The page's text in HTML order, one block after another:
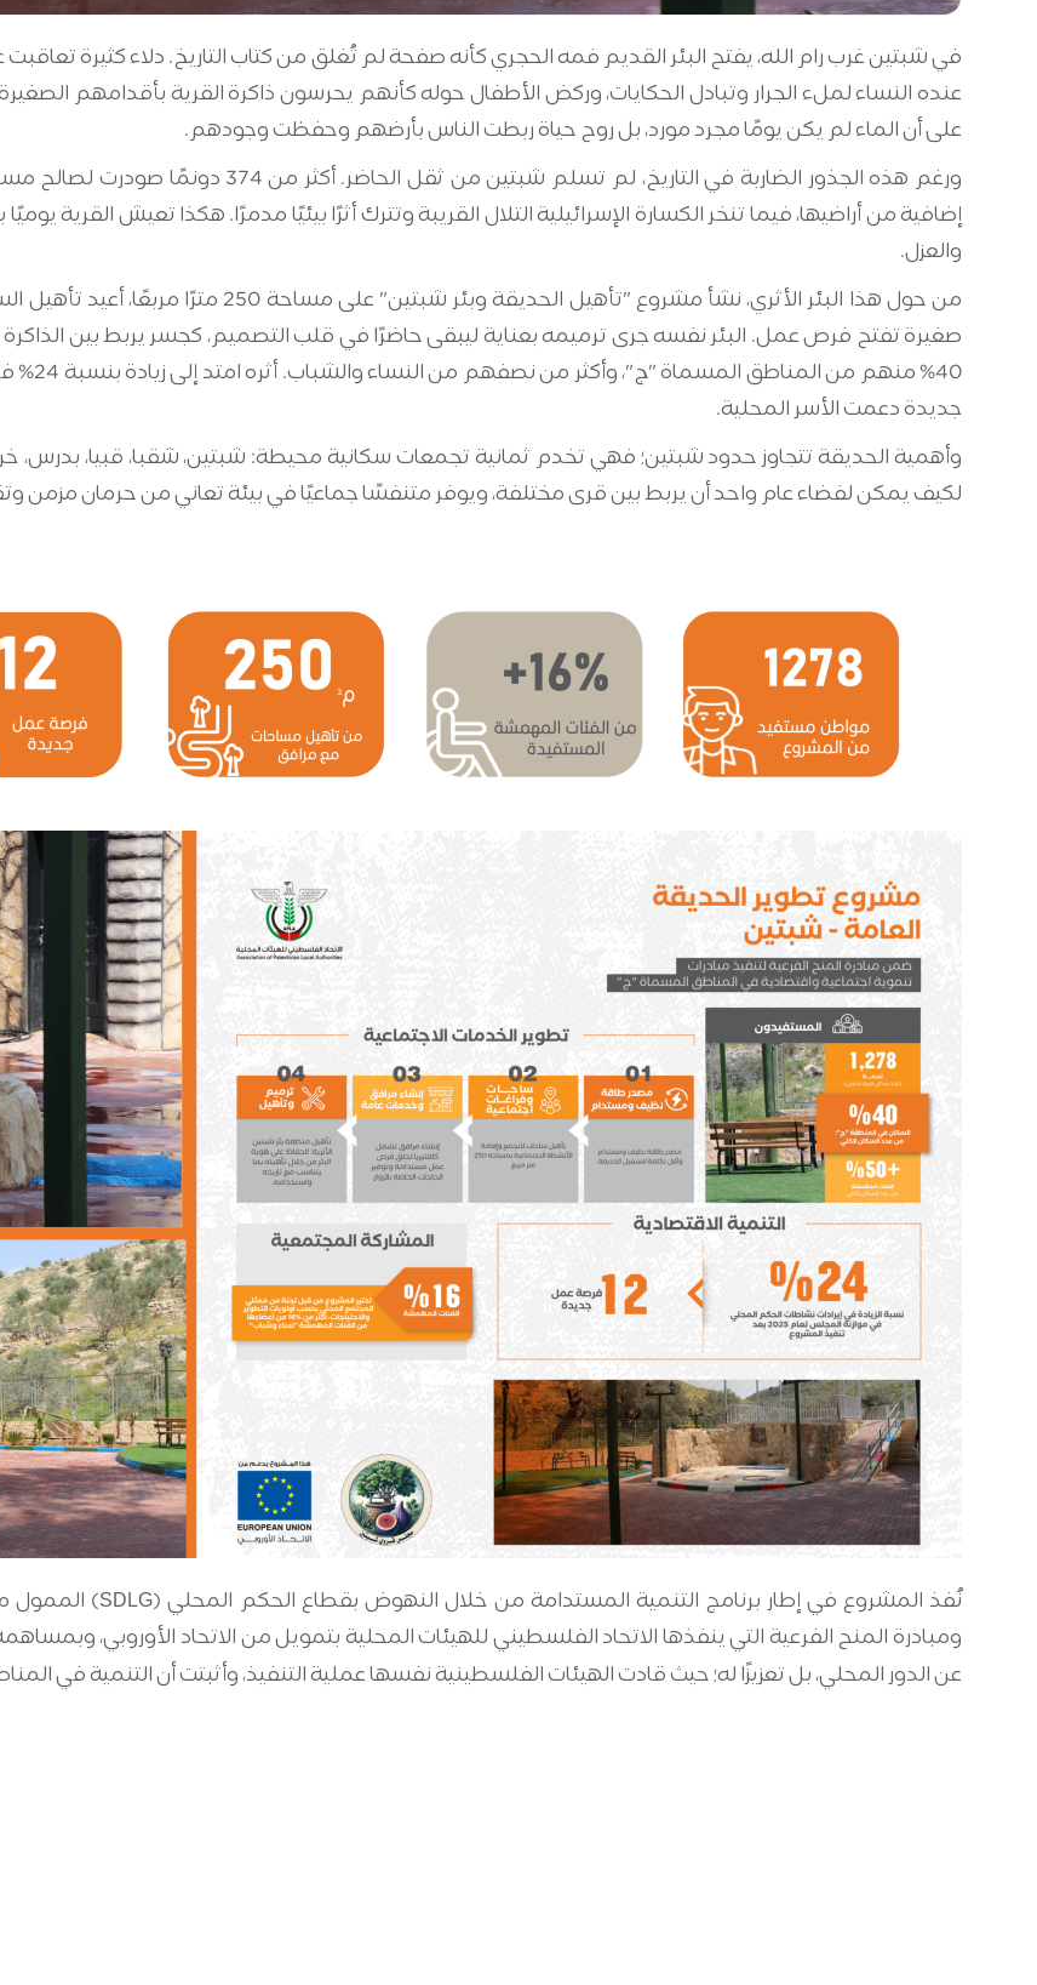
في شبتين غرب رام الله، يفتح البئر القديم فمه الحجري كأنه صفحة لم تُغلق من كتاب التاريخ. دلاء كثيرة
عنده النساء لملء الجرار وتبادل الحكايات، وركض الأطفال حوله كأنهم يحرسون ذاكرة القرية بأقدامهم
على أن الماء لم يكن يومًا مجرد مورد، بل روح حياة ربطت الناس بأرضهم وحفظت وجودهم.
إضافية من أراضيها، فيما تنخر الكسارة الإسرائيلية التلال القريبة وتترك أثرًا بيئيًا مدمرًا. هكذا تعيش القرية
والعزل.
من حول هذا البئر الأثري، نشأ مشروع "تأهيل
جديدة دعمت الأسر المحلية.
وأهمية الحديقة تتجاوز حدود شبتين؛ فهي تخدم ثمانية تجمعات سكانية محيطة: شبتين، شقبا، قبيا، بدرس،
لكيف يمكن لفضاء عام واحد أن يربط بين قرى مختلفة، ويوفر متنفسًا جماعيًا في بيئة تعاني من حرمان مزمن
ومبادرة المنح الفرعية التي ينفذها الاتحاد الفلسطيني للهيئات المحلية بتمويل من الاتحاد الأوروبي،
عن الدور المحلي، بل تعزيزًا له؛ حيث قادت الهيئات الفلسطينية نفسها عملية التنفيذ، وأثبتت أن التنمية في